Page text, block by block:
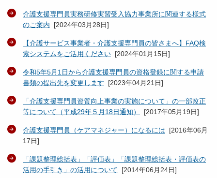
介護支援専門員実務研修実習受入協力事業所に関連する様式
のご案内 [2024年03月28日]
【介護サービス事業者・介護支援専門員の皆さまへ】FAQ検
索システムをご活用ください [2024年01月15日]
令和5年5月1日から介護支援専門員の資格登録に関する申請
書類の提出先を変更します [2023年04月21日]
「介護支援専門員資質向上事業の実施について」の一部改正
等について（平成29年５月18日通知）
[2017年05月19日]
介護支援専門員（ケアマネジャー）になるには [2016年06月
17日]
「課題整理総括表」「評価表」「課題整理総括表・評価表の
活用の手引き」の活用について [2014年06月24日]